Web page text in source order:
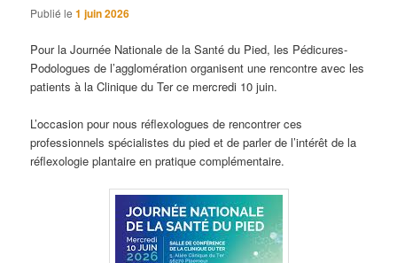
Publié le1 juin 2026
Pour la Journée Nationale de la Santé du Pied, les Pédicures-
Podologues de l’agglomération organisent une rencontre avec les
patients à la Clinique du Ter ce mercredi 10 juin.
L’occasion pour nous réflexologues de rencontrer ces
professionnels spécialistes du pied et de parler de l’intérêt de la
réflexologie plantaire en pratique complémentaire.